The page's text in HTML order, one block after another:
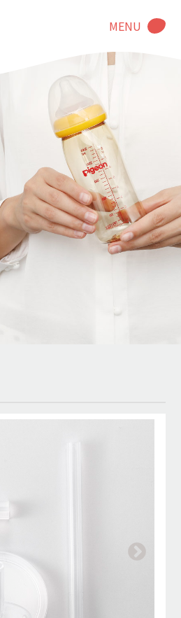
MENU